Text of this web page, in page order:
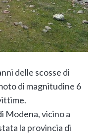
delle scosse di
di magnitudine 6
Modena, vicino a
la provincia di